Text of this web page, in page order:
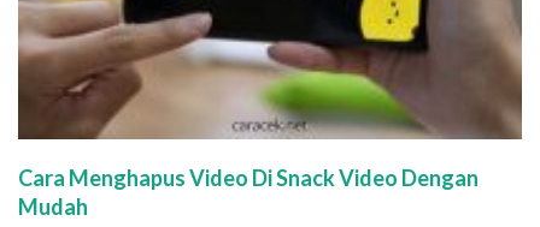
Cara Menghapus Video Di Snack Video Dengan
Mudah